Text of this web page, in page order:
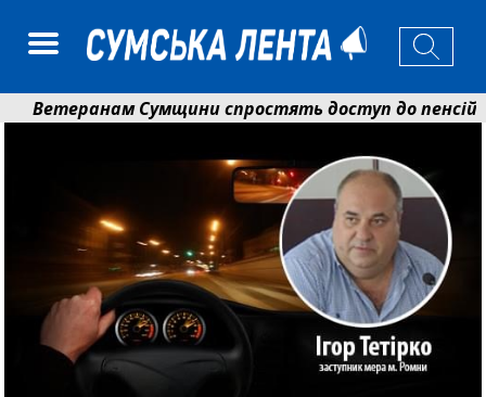
Сумщини спростять доступ до пенсій і